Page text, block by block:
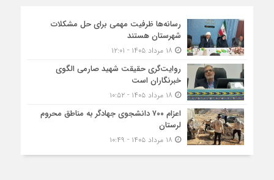
رسانه‌ها ظرفیت مهمی برای حل مشکلات
شهرستان هستند
روایت‌گری حقیقت شهید صارمی الگوی
خبرنگاران است
اعزام ۷۰۰ دانشجوی جهادگر به مناطق محروم
لرستان